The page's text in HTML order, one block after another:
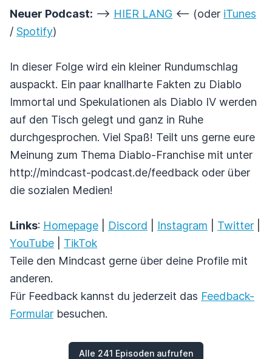
Neuer Podcast: --> HIER LANG <-- (oder iTunes
/ Spotify)
In dieser Folge wird ein kleiner Rundumschlag
auspackt. Ein paar knallharte Fakten zu Diablo
Immortal und Spekulationen als Diablo IV werden
auf den Tisch gelegt und ganz in Ruhe
durchgesprochen. Viel Spaß! Teilt uns gerne eure
Meinung zum Thema Diablo-Franchise mit unter
http://mindcast-podcast.de/feedback oder über
die sozialen Medien!
Links: Homepage Discord Instagram Twitter
YouTube
TikTok
Teile den Mindcast gerne über deine Profile mit
anderen.
Für Feedback kannst du jederzeit das Feedback-
Formular besuchen.
Alle 241 Episoden aufrufen